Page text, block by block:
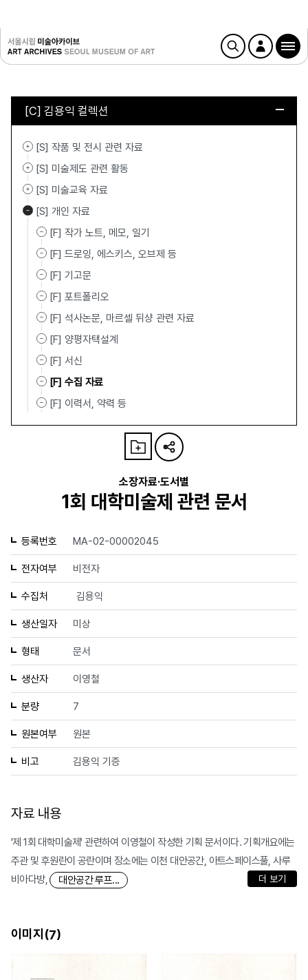
[C] 김용익 컬렉션
[S] 작품 및 전시 관련 자료
[S] 미술제도 관련 활동
[S] 미술교육 자료
[S] 개인 자료
[F] 작가 노트, 메모, 일기
[F] 드로잉, 에스키스, 오브제 등
[F] 기고문
[F] 포트폴리오
[F] 석사논문, 마르셀 뒤샹 관련 자료
[F] 양평자택설계
[F] 서신
[F] 수집 자료
[F] 이력서, 약력 등
소장자료·도서별
1회 대학미술제 관련 문서
등록번호 MA-02-00002045
전자여부 비전자
수집처 김용익
생산일자 미상
형태 문서
생산자 이영철
분량 7
원본여부 원본
비고 김용익 기증
자료 내용
'제 1회 대학미술제' 관련하여 이영철이 작성한 기획 문서이다. 기획개요에는
주관 및 후원란이 공란이며 장소에는 이천 대안공간, 아트스페이스풀, 사루
비아다방,
대안공간 루프... 더 보기
이미지(7)